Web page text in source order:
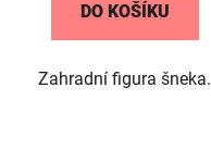
DO KOŠÍKU
Zahradní figura šneka.